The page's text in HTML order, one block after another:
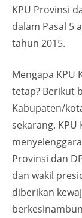
KPU Provinsi
dalam Pasal 5
tahun 2015.
Mengapa KPU
tetap? Berikut
Kabupaten/
sekarang.
Provinsi dan
dan wakil
diberikan